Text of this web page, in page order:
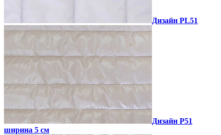
Дизайн PL51
Дизайн P51
ширина 5 см